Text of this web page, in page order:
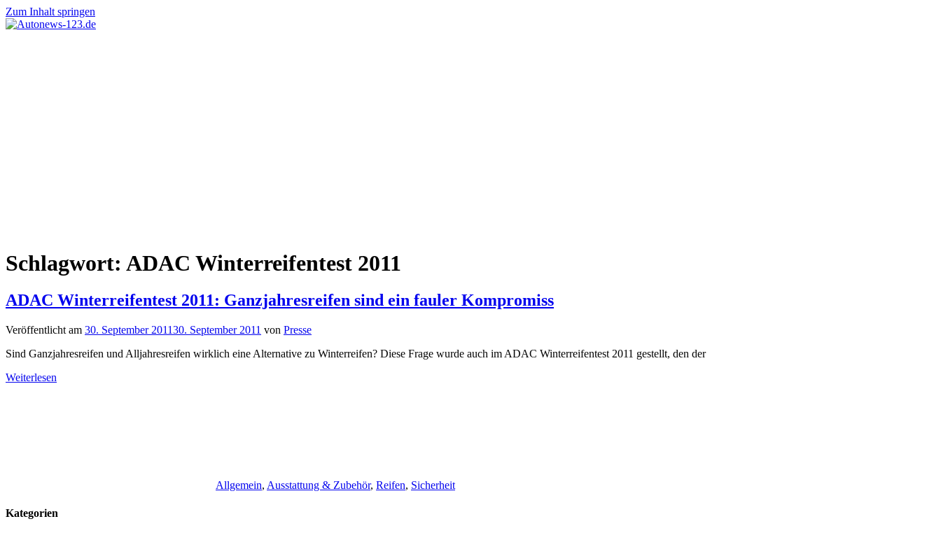
Zum Inhalt springen
Schlagwort: ADAC Winterreifentest 2011
ADAC Winterreifentest 2011: Ganzjahresreifen sind ein fauler Kompromiss
Veröffentlicht am 30. September 201130. September 2011 von Presse
Sind Ganzjahresreifen und Alljahresreifen wirklich eine Alternative zu Winterreifen? Diese Frage wurde auch im ADAC Winterreifentest 2011 gestellt, den der
Weiterlesen
Allgemein, Ausstattung & Zubehör, Reifen, Sicherheit
Kategorien